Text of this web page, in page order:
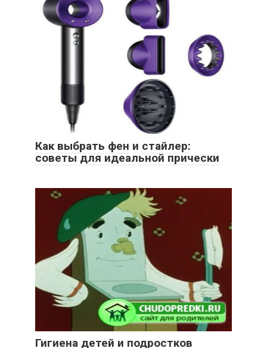
Как выбрать фен и стайлер:
советы для идеальной прически
Гигиена детей и подростков